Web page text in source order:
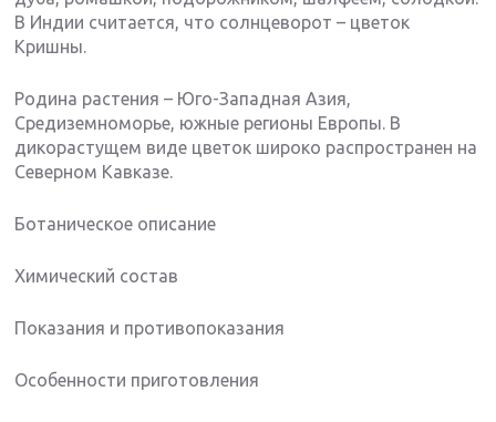
В Индии считается, что солнцеворот – цветок
Кришны.
Родина растения – Юго-Западная Азия,
Средиземноморье, южные регионы Европы. В
дикорастущем виде цветок широко распространен на
Северном Кавказе.
Ботаническое описание
Химический состав
Показания и противопоказания
Особенности приготовления